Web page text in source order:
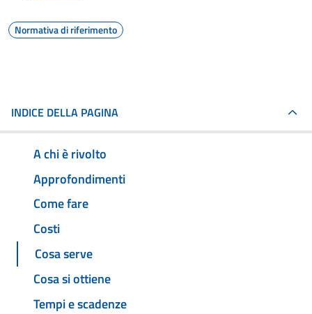
Normativa di riferimento
INDICE DELLA PAGINA
A chi è rivolto
Approfondimenti
Come fare
Costi
Cosa serve
Cosa si ottiene
Tempi e scadenze